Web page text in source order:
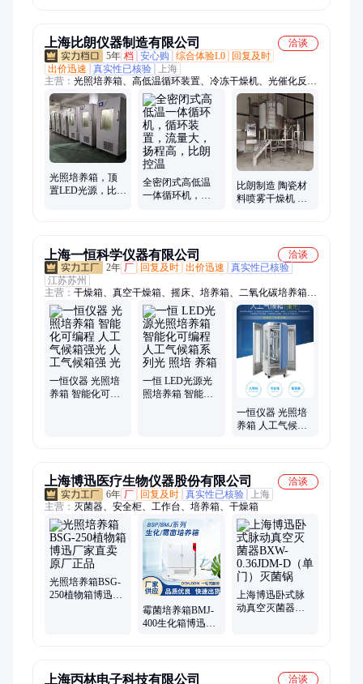
上海比朗仪器制造有限公司
洽谈
5年 档 安心购 综合体验L0
回复及时
出价迅速
真实性已核验
上海
主营： 光照培养箱、高低温循环装置、冷冻干燥机、光催化反应
装置
光照培养箱，顶
置LED光源，比朗
全密闭式高低温
一体循环机，循
比朗制造 陶瓷材
料喷雾干燥机 高
上海一恒科学仪器有限公司
洽谈
2年 厂 回复及时 出价迅速
真实性已核验
江苏苏州
主营： 干燥箱、真空干燥箱、摇床、培养箱、二氧化碳培养箱、
高低温试验箱、恒温恒湿箱
一恒仪器 光照培
养箱 智能化可编
一恒 LED光源光
照培养箱 智能化
一恒仪器 光照培
养箱 人工气候箱
上海博迅医疗生物仪器股份有限公司
洽谈
6年 厂 回复及时 真实性已核验
上海
主营： 灭菌器、安全柜、工作台、培养箱、干燥箱
光照培养箱BSG-
250植物箱博迅厂
霉菌培养箱BMJ-
400生化箱博迅厂
上海博迅卧式脉
动真空灭菌器
上海丙林电子科技有限公司 洽谈